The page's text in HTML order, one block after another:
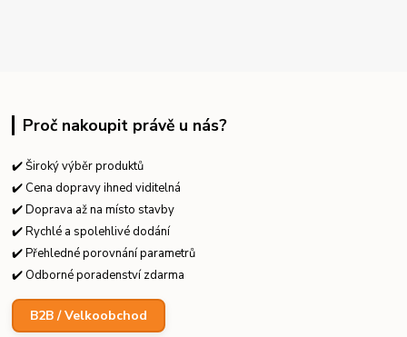
Proč nakoupit právě u nás?
✔️ Široký výběr produktů
✔️ Cena dopravy ihned viditelná
✔️ Doprava až na místo stavby
✔️ Rychlé a spolehlivé dodání
✔️ Přehledné porovnání parametrů
✔️ Odborné poradenství zdarma
B2B / Velkoobchod